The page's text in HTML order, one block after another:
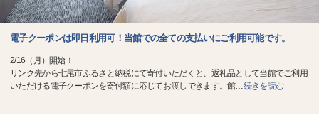
電子クーポンは即日利用可！当館での全ての支払いにご利用可能です。
2/16（月）開始！
リンク先から七尾市ふるさと納税にて寄付いただくと、返礼品として当館でご利用
いただける電子クーポンを寄付額に応じてお渡しできます。館…続きを読む